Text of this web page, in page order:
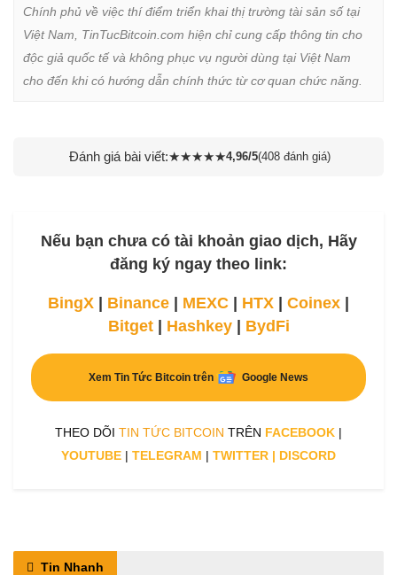
Chính phủ về việc thí điểm triển khai thị trường tài sản số tại
Việt Nam, TinTucBitcoin.com hiện chỉ cung cấp thông tin cho
độc giả quốc tế và không phục vụ người dùng tại Việt Nam
cho đến khi có hướng dẫn chính thức từ cơ quan chức năng.
Đánh giá bài viết:★★★★★4,96/5(408 đánh giá)
Nếu bạn chưa có tài khoản giao dịch, Hãy
đăng ký ngay theo link:
BingX | Binance | MEXC | HTX | Coinex |
Bitget| Hashkey| BydFi
Xem Tin Tức Bitcoin trên Google News
THEO DÕI TIN TỨC BITCOIN TRÊN FACEBOOK |
YOUTUBE | TELEGRAM | TWITTER | DISCORD
Tin Nhanh